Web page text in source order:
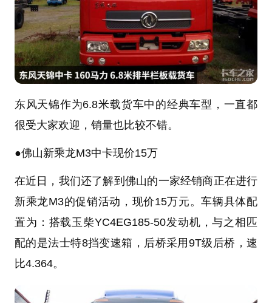
东风天锦作为6.8米载货车中的经典车型，一直都
很受大家欢迎，销量也比较不错。
●佛山新乘龙M3中卡现价15万
在近日，我们还了解到佛山的一家经销商正在进行
新乘龙M3的促销活动，现价15万元。车辆具体配
置为：搭载玉柴YC4EG185-50发动机，与之相匹
配的是法士特8挡变速箱，后桥采用9T级后桥，速
比4.364。